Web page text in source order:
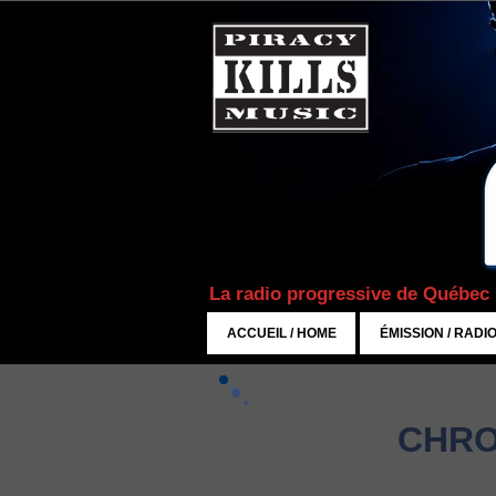
La radio progressive de Québec
ACCUEIL / HOME ÉMISSION /